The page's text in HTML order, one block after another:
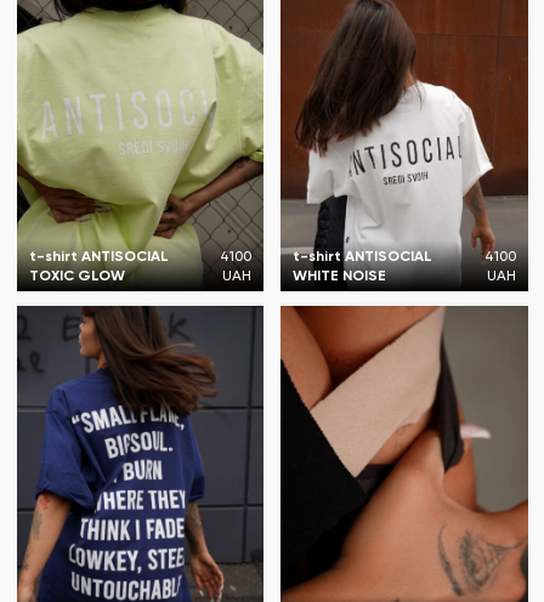
t-shirt ANTISOCIAL
TOXIC GLOW
4100
UAH
t-shirt ANTISOCIAL
WHITE NOISE
4100
UAH